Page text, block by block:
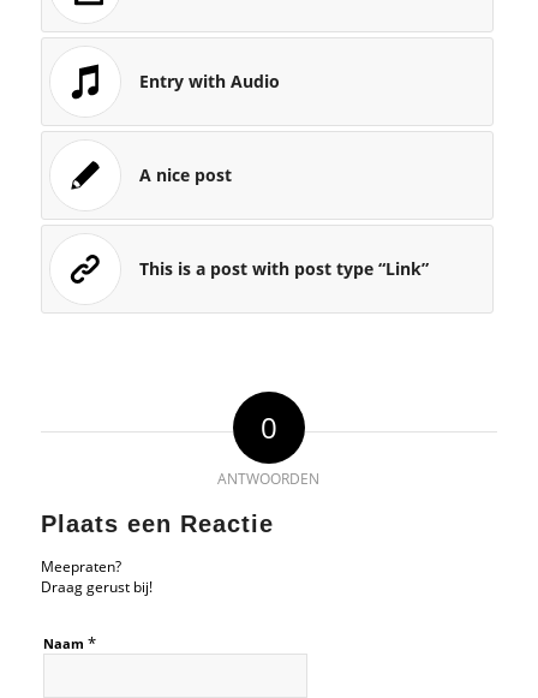
Entry with Audio
A nice post
This is a post with post type “Link”
0
ANTWOORDEN
Plaats een Reactie
Meepraten?
Draag gerust bij!
Naam *